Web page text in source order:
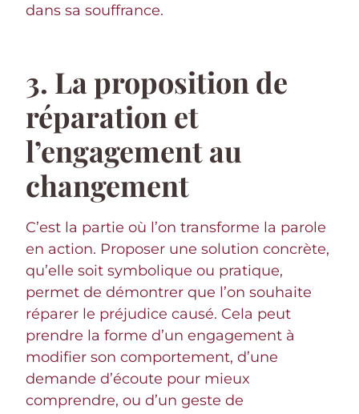
dans sa souffrance.
3. La proposition de
réparation et
l’engagement au
changement
C’est la partie où l’on transforme la parole
en action. Proposer une solution concrète,
qu’elle soit symbolique ou pratique,
permet de démontrer que l’on souhaite
réparer le préjudice causé. Cela peut
prendre la forme d’un engagement à
modifier son comportement, d’une
demande d’écoute pour mieux
comprendre, ou d’un geste de